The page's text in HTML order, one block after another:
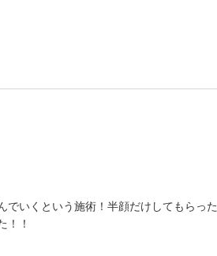
でいくという施術！半顔だけしてもらった
！！